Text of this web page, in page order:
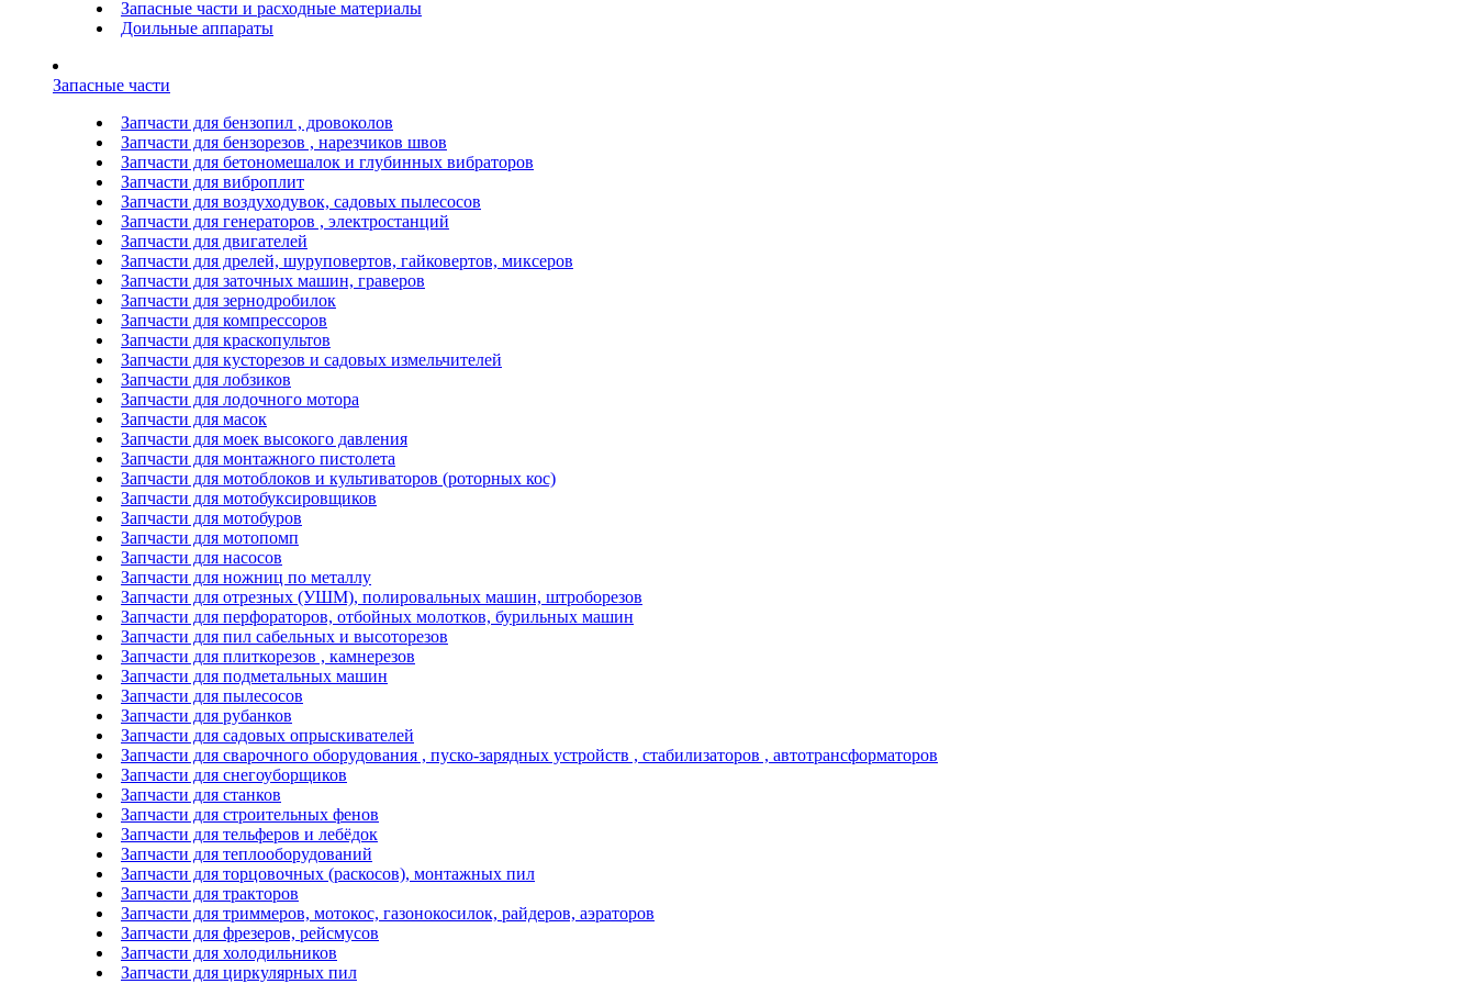
Запасные части и расходные материалы
Доильные аппараты
Запасные части
Запчасти для бензопил , дровоколов
Запчасти для бензорезов , нарезчиков швов
Запчасти для бетономешалок и глубинных вибраторов
Запчасти для виброплит
Запчасти для воздуходувок, садовых пылесосов
Запчасти для генераторов , электростанций
Запчасти для двигателей
Запчасти для дрелей, шуруповертов, гайковертов, миксеров
Запчасти для заточных машин, граверов
Запчасти для зернодробилок
Запчасти для компрессоров
Запчасти для краскопультов
Запчасти для кусторезов и садовых измельчителей
Запчасти для лобзиков
Запчасти для лодочного мотора
Запчасти для масок
Запчасти для моек высокого давления
Запчасти для монтажного пистолета
Запчасти для мотоблоков и культиваторов (роторных кос)
Запчасти для мотобуксировщиков
Запчасти для мотобуров
Запчасти для мотопомп
Запчасти для насосов
Запчасти для ножниц по металлу
Запчасти для отрезных (УШМ), полировальных машин, штроборезов
Запчасти для перфораторов, отбойных молотков, бурильных машин
Запчасти для пил сабельных и высоторезов
Запчасти для плиткорезов , камнерезов
Запчасти для подметальных машин
Запчасти для пылесосов
Запчасти для рубанков
Запчасти для садовых опрыскивателей
Запчасти для сварочного оборудования , пуско-зарядных устройств , стабилизаторов , автотрансформаторов
Запчасти для снегоуборщиков
Запчасти для станков
Запчасти для строительных фенов
Запчасти для тельферов и лебёдок
Запчасти для теплооборудований
Запчасти для торцовочных (раскосов), монтажных пил
Запчасти для тракторов
Запчасти для триммеров, мотокос, газонокосилок, райдеров, аэраторов
Запчасти для фрезеров, рейсмусов
Запчасти для холодильников
Запчасти для циркулярных пил